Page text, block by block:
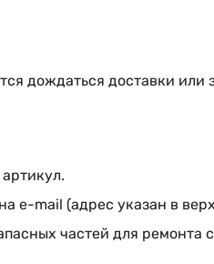
дождаться доставки или
e-mail (адрес указан в
частей для ремонта